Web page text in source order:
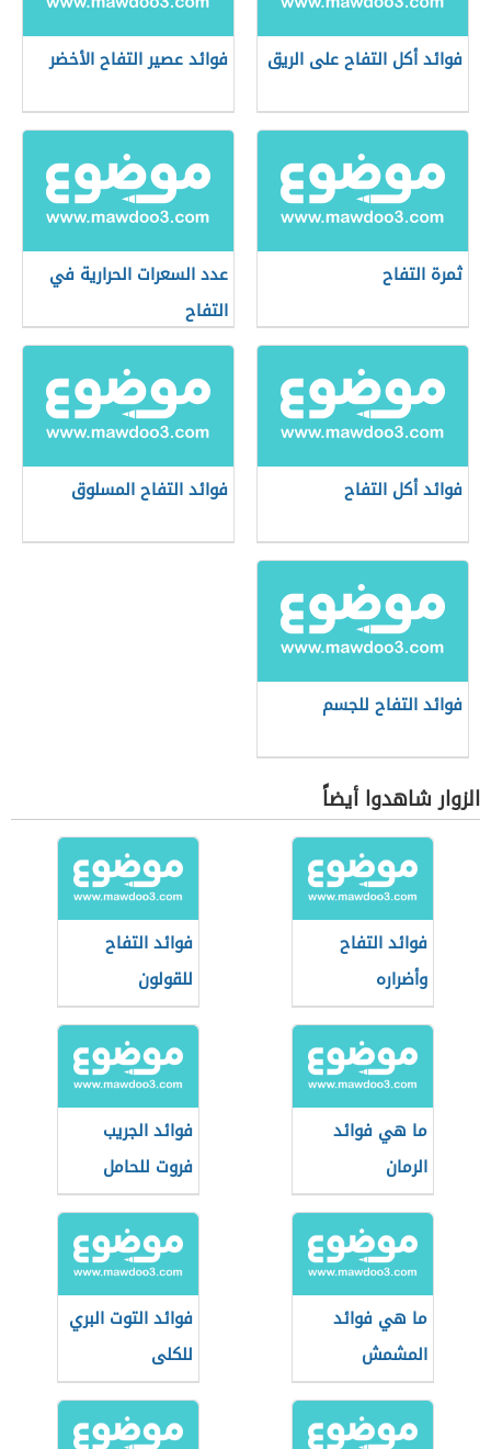
فوائد أكل التفاح على الريق فوائد عصير التفاح الأخضر
ثمرة التفاح
عدد السعرات الحرارية في
التفاح
فوائد أكل التفاح فوائد التفاح المسلوق
فوائد التفاح للجسم
الزوار شاهدوا أيضاً
فوائد التفاح
وأضراره
فوائد التفاح
للقولون
ما هي فوائد
الرمان
فوائد الجريب
فروت للحامل
ما هي فوائد
المشمش
فوائد التوت البري
للكلى